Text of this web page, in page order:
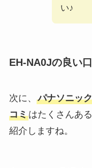
い♪
EH-NA0Jの良い
次に、 パナソニッ
コミはたくさんあ
紹介しますね。